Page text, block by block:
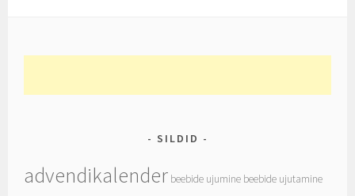
SILDID
advendikalender beebide ujumine beebide ujutamine